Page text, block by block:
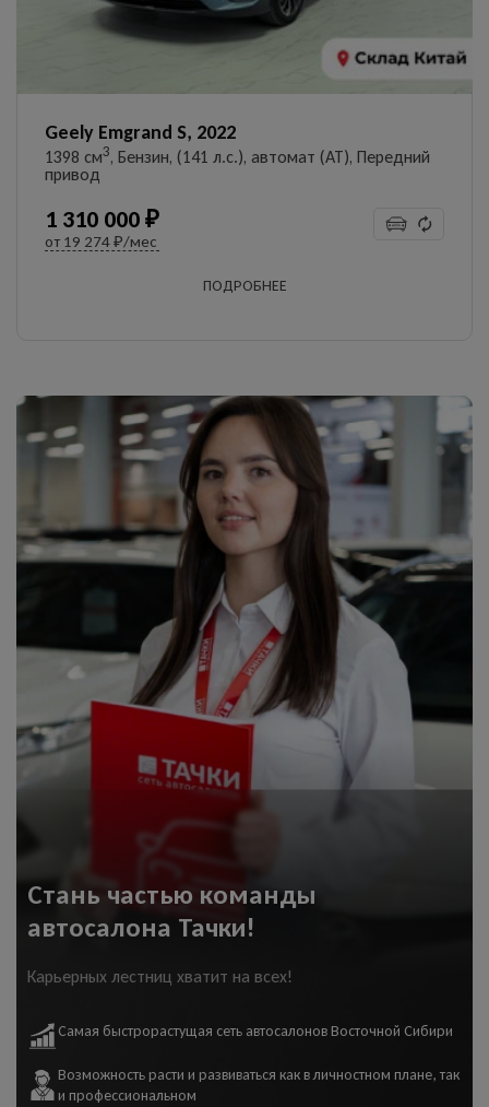
Geely Emgrand S, 2022
1398 см3, Бензин, (141 л.с.), автомат (AT), Передний
привод
1 310 000 ₽
от 19 274 ₽/мес
ПОДРОБНЕЕ
Стань частью команды
автосалона Тачки!
Карьерных лестниц хватит на всех!
Самая быстрорастущая сеть автосалонов Восточной Сибири
Возможность расти и развиваться как в личностном плане, так
и профессиональном